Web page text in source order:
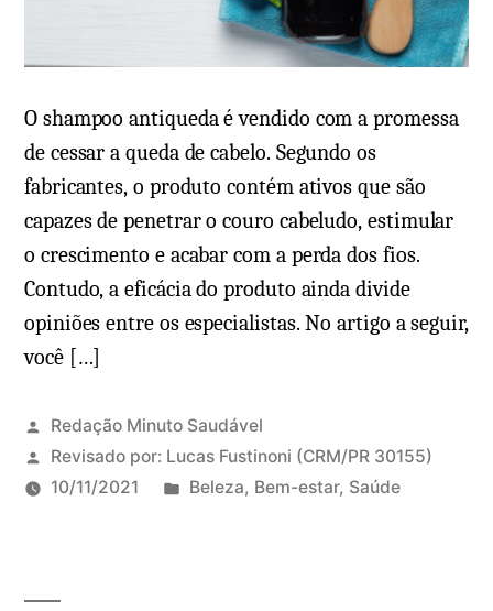
O shampoo antiqueda é vendido com a promessa
de cessar a queda de cabelo. Segundo os
fabricantes, o produto contém ativos que são
capazes de penetrar o couro cabeludo, estimular
o crescimento e acabar com a perda dos fios.
Contudo, a eficácia do produto ainda divide
opiniões entre os especialistas. No artigo a seguir,
você […]
Redação Minuto Saudável
Revisado por: Lucas Fustinoni (CRM/PR 30155)
10/11/2021
P
Beleza, Bem-estar, Saúde